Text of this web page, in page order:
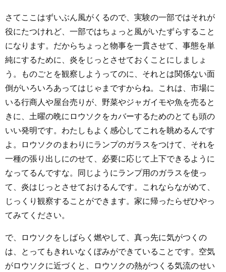
さてここはずいぶん風がくるので、実験の一部ではそれが
役にたつけれど、一部ではちょっと風がいたずらすること
になります。だからちょっと物事を一貫させて、事態を単
純にするために、炎をじっとさせておくことにしましょ
う。ものごとを観察しようってのに、それとは関係ない面
倒がいろいろあってはじゃまですからね。これは、市場に
いる行商人や屋台売りが、野菜やジャガイモや魚を売ると
きに、土曜の晩にロウソクをカバーするためのとても頭の
いい発明です。わたしもよく感心してこれを眺めるんです
よ。ロウソクのまわりにランプのガラスをつけて、それを
一種の張り出しにのせて、必要に応じて上下できるように
なってるんですな。同じようにランプ用のガラスを使っ
て、炎はじっとさせておけるんです。これならながめて、
じっくり観察することができます。家に帰ったらぜひやっ
てみてください。
で、ロウソクをしばらく燃やして、真っ先に気がつくの
は、とってもきれいなくぼみができていることです。空気
がロウソクに近づくと、ロウソクの熱がつくる気流のせい